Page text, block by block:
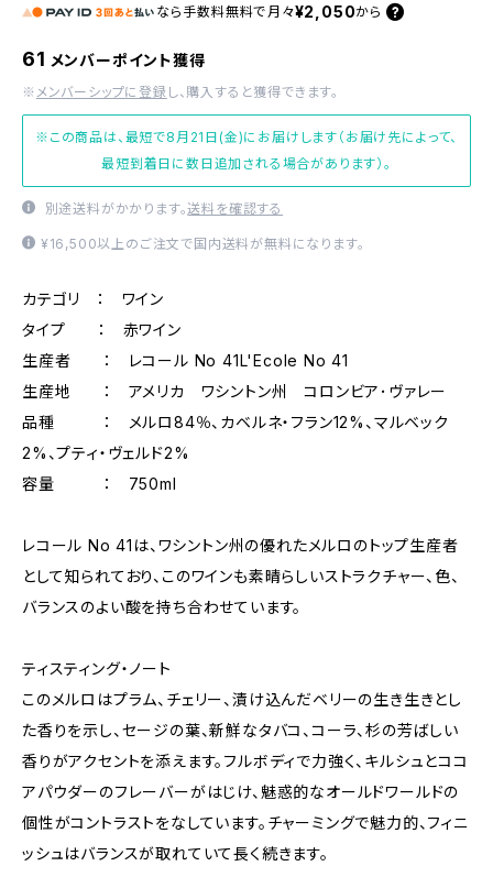
なら 手数料無料で 月々¥2,050から
61 メンバーポイント獲得
※ メンバーシップに登録 し、購入すると獲得できます。
※この商品は、最短で8月21日(金)にお届けします（お届け先によって、
最短到着日に数日追加される場合があります）。
別途送料がかかります。送料を確認する
¥16,500以上のご注文で国内送料が無料になります。
カテゴリ ： ワイン
タイプ ： 赤ワイン
生産者 ： レコール No 41L'Ecole No 41
生産地 ： アメリカ ワシントン州 コロンビア･ヴァレー
品種 ： メルロ84％、カベルネ・フラン12%、マルベック
2%、プティ・ヴェルド2%
容量 ： 750ml
レコール No 41は、ワシントン州の優れたメルロのトップ生産者
として知られており、このワインも素晴らしいストラクチャー、色、
バランスのよい酸を持ち合わせています。
ティスティング・ノート
このメルロはプラム、チェリー、漬け込んだベリーの生き生きとし
た香りを示し、セージの葉、新鮮なタバコ、コーラ、杉の芳ばしい
香りがアクセントを添えます。フルボディで力強く、キルシュとココ
アパウダーのフレーバーがはじけ、魅惑的なオールドワールドの
個性がコントラストをなしています。チャーミングで魅力的、フィニ
ッシュはバランスが取れていて長く続きます。